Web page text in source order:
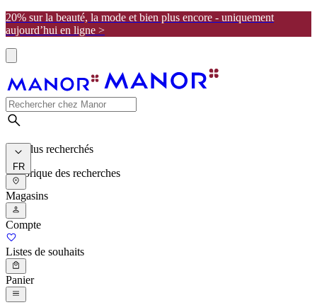
20% sur la beauté, la mode et bien plus encore - uniquement
aujourd’hui en ligne >
Les plus recherchés
Historique des recherches
FR
Magasins
Compte
Listes de souhaits
Panier